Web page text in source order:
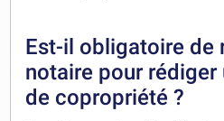
Est-il obligatoire de
notaire pour rédiger
de copropriété ?